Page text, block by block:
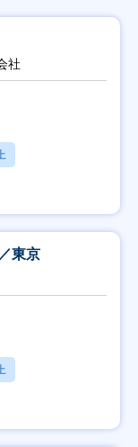
社
東京